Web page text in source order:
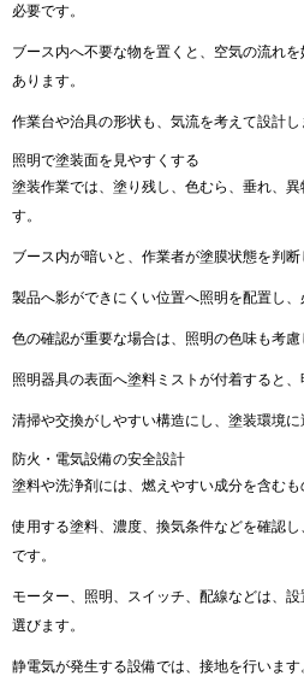
必要です。
ブース内へ不要な物を置くと、空気の流れ
あります。
作業台や治具の形状も、気流を考えて設計し
照明で塗装面を見やすくする
塗装作業では、塗り残し、色むら、垂れ、
す。
ブース内が暗いと、作業者が塗膜状態を判断
製品へ影ができにくい位置へ照明を配置し、
色の確認が重要な場合は、照明の色味も考慮
照明器具の表面へ塗料ミストが付着すると、
清掃や交換がしやすい構造にし、塗装環境に
防火・電気設備の安全設計
塗料や洗浄剤には、燃えやすい成分を含むも
使用する塗料、濃度、換気条件などを確認
です。
モーター、照明、スイッチ、配線などは、
選びます。
静電気が発生する設備では、接地を行います